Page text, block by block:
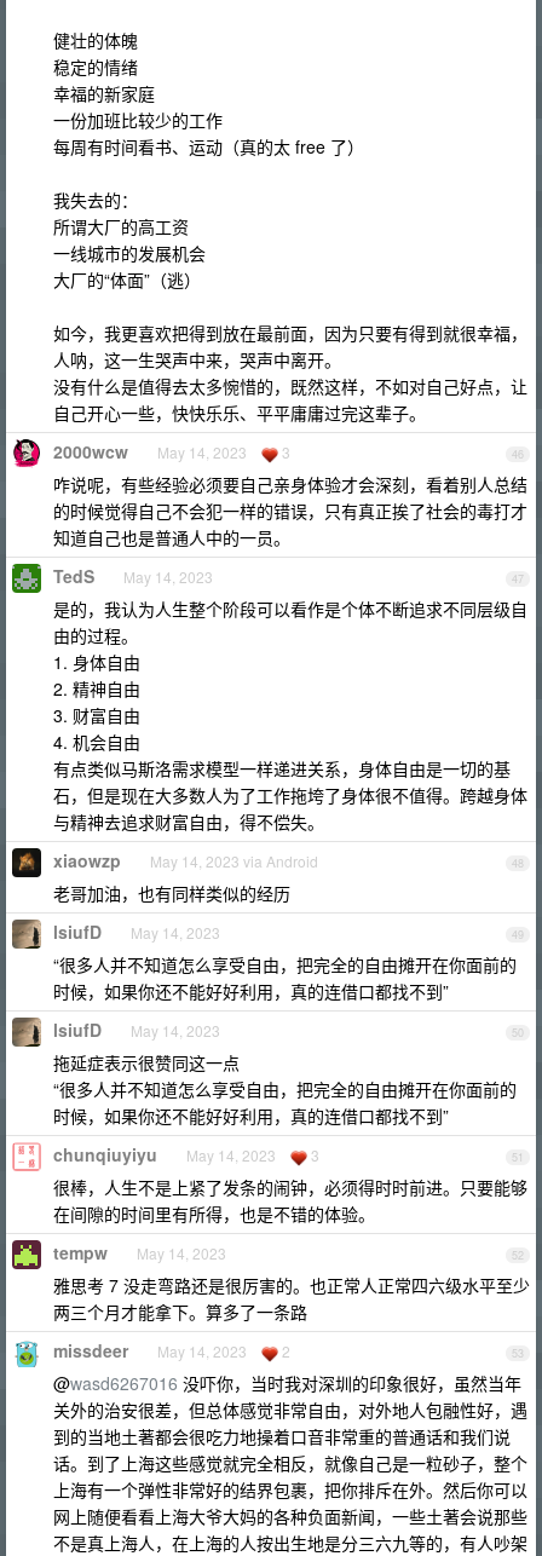
健壮的体魄
稳定的情绪
幸福的新家庭
一份加班比较少的工作
每周有时间看书、运动（真的太 free 了）
我失去的：
所谓大厂的高工资
一线城市的发展机会
大厂的“体面”（逃）
如今，我更喜欢把得到放在最前面，因为只要有得到就很幸福，
人呐，这一生哭声中来，哭声中离开。
没有什么是值得去太多惋惜的，既然这样，不如对自己好点，让
自己开心一些，快快乐乐、平平庸庸过完这辈子。
46
2000wcw May 14, 2023 3
咋说呢，有些经验必须要自己亲身体验才会深刻，看着别人总结
的时候觉得自己不会犯一样的错误，只有真正挨了社会的毒打才
知道自己也是普通人中的一员。
47
TedS May 14, 2023
是的，我认为人生整个阶段可以看作是个体不断追求不同层级自
由的过程。
1. 身体自由
2. 精神自由
3. 财富自由
4. 机会自由
有点类似马斯洛需求模型一样递进关系，身体自由是一切的基
石，但是现在大多数人为了工作拖垮了身体很不值得。跨越身体
与精神去追求财富自由，得不偿失。
48
xiaowzp May 14, 2023 via Android
老哥加油，也有同样类似的经历
49
lsiufD May 14, 2023
“很多人并不知道怎么享受自由，把完全的自由摊开在你面前的
时候，如果你还不能好好利用，真的连借口都找不到”
50
lsiufD May 14, 2023
拖延症表示很赞同这一点
“很多人并不知道怎么享受自由，把完全的自由摊开在你面前的
时候，如果你还不能好好利用，真的连借口都找不到”
51
chunqiuyiyu May 14, 2023 3
很棒，人生不是上紧了发条的闹钟，必须得时时前进。只要能够
在间隙的时间里有所得，也是不错的体验。
52
tempw May 14, 2023
雅思考 7 没走弯路还是很厉害的。也正常人正常四六级水平至少
两三个月才能拿下。算多了一条路
53
missdeer May 14, 2023 2
@wasd6267016 没吓你，当时我对深圳的印象很好，虽然当年
关外的治安很差，但总体感觉非常自由，对外地人包融性好，遇
到的当地土著都会很吃力地操着口音非常重的普通话和我们说
话。到了上海这些感觉就完全相反，就像自己是一粒砂子，整个
上海有一个弹性非常好的结界包裹，把你排斥在外。然后你可以
网上随便看看上海大爷大妈的各种负面新闻，一些土著会说那些
不是真上海人，在上海的人按出生地是分三六九等的，有人吵架